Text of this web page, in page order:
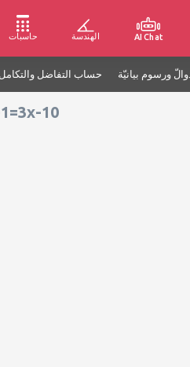
حاسبات الهندسة AI Chat
حساب التفاضل والتكامل ورسوم بيانيّة
10